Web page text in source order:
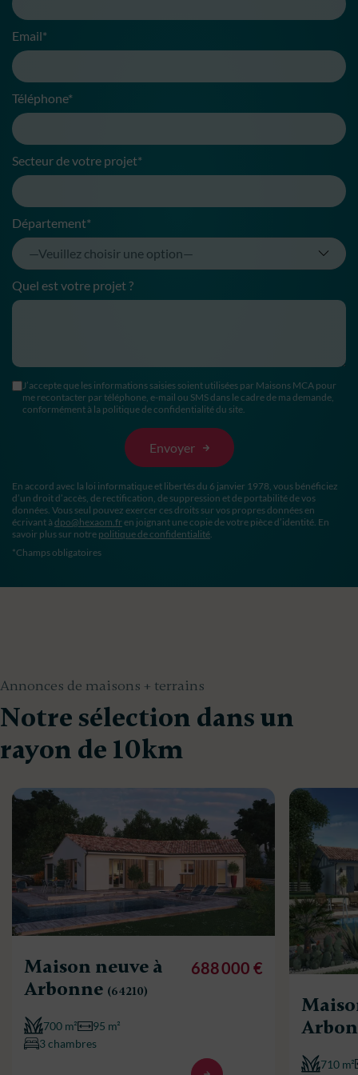
Email*
Téléphone*
Secteur de votre projet*
Département*
Quel est votre projet ?
J’accepte que les informations saisies soient utilisées par Maisons MCA pour
me recontacter par téléphone, e-mail ou SMS dans le cadre de ma demande,
conformément à la politique de confidentialité du site.
En accord avec la loi informatique et libertés du 6 janvier 1978, vous bénéficiez
d’un droit d’accès, de rectification, de suppression et de portabilité de vos
données. Vous seul pouvez exercer ces droits sur vos propres données en
écrivant à dpo@hexaom.fr en joignant une copie de votre pièce d’identité. En
savoir plus sur notre politique de confidentialité.
*Champs obligatoires
Annonces de maisons + terrains
Notre sélection dans un
rayon de 10km
Maison neuve à
Arbonne (64210)
700 m²
95 m²
3 chambres
688 000 €
710 m²